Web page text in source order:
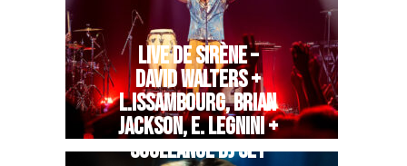
LIVE DE SIRÈNE –
DAVID WALTERS +
L.ISSAMBOURG, BRIAN
JACKSON, E. LEGNINI +
SOULEANCE DJ SET